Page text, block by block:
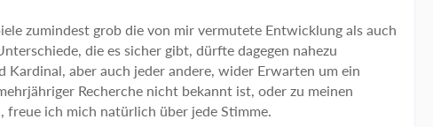
zumindest grob die von mir vermutete Entwicklung als auch
die es sicher gibt, dürfte dagegen nahezu
aber auch jeder andere, wider Erwarten um ein
Recherche nicht bekannt ist, oder zu meinen
freue ich mich natürlich über jede Stimme.